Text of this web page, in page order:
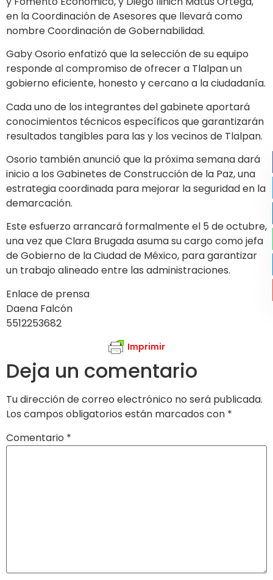
en la Coordinación de Asesores que llevará como
nombre Coordinación de Gobernabilidad.
Gaby Osorio enfatizó que la selección de su equipo
responde al compromiso de ofrecer a Tlalpan un
gobierno eficiente, honesto y cercano a la ciudadanía.
Cada uno de los integrantes del gabinete aportará
conocimientos técnicos específicos que garantizarán
resultados tangibles para las y los vecinos de Tlalpan.
Osorio también anunció que la próxima semana dará
inicio a los Gabinetes de Construcción de la Paz, una
estrategia coordinada para mejorar la seguridad en la
demarcación.
Este esfuerzo arrancará formalmente el 5 de octubre,
una vez que Clara Brugada asuma su cargo como jefa
de Gobierno de la Ciudad de México, para garantizar
un trabajo alineado entre las administraciones.
Enlace de prensa
Daena Falcón
5512253682
Imprimir
Deja un comentario
Tu dirección de correo electrónico no será publicada.
Los campos obligatorios están marcados con *
Comentario *